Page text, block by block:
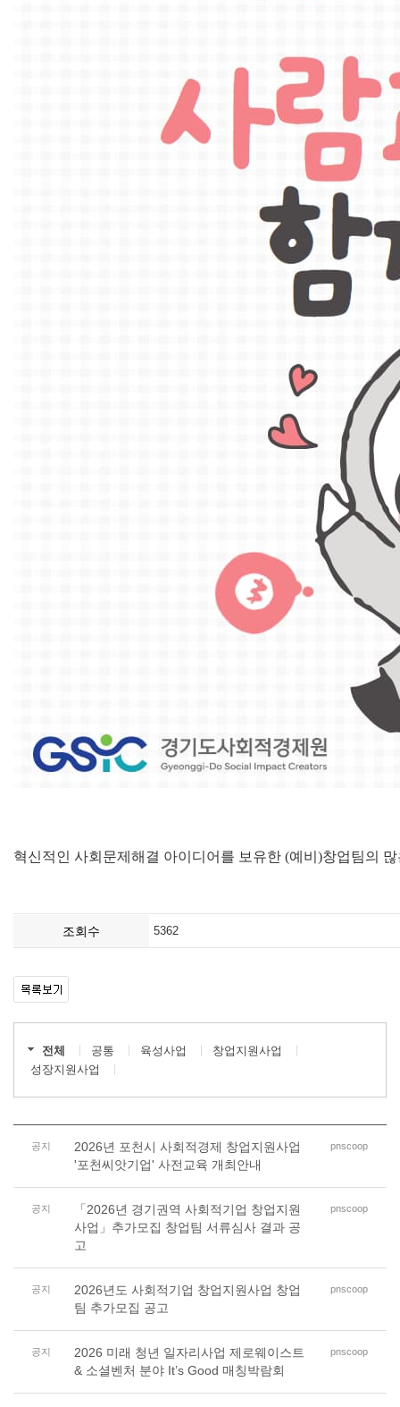
혁신적인 사회문제해결 아이디어를 보유한 (예비)창업팀의
조회수 5362
전체 공통 육성사업
창업지원사업
성장지원사업
공지
2026년 포천시 사회적경제 창업지원사업
'포천씨앗기업' 사전교육 개최안내
pnscoop
공지
「2026년 경기권역 사회적기업 창업지원
사업」추가모집 창업팀 서류심사 결과 공
고
pnscoop
공지
2026년도 사회적기업 창업지원사업 창업
팀 추가모집 공고
pnscoop
공지
2026 미래 청년 일자리사업 제로웨이스트
& 소셜벤처 분야 It’s Good 매칭박람회
pnscoop